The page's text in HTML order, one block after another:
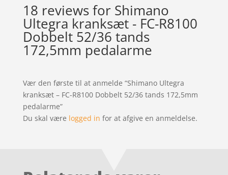
18 reviews for Shimano
Ultegra kranksæt - FC-R8100
Dobbelt 52/36 tands
172,5mm pedalarme
Vær den første til at anmelde “Shimano Ultegra
kranksæt – FC-R8100 Dobbelt 52/36 tands 172,5mm
pedalarme”
Du skal være logged in for at afgive en anmeldelse.